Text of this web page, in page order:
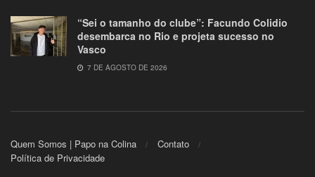
“Sei o tamanho do clube”: Facundo Colidio
desembarca no Rio e projeta sucesso no
Vasco
7 DE AGOSTO DE 2026
Quem Somos | Papo na Colina
Contato
Política de Privacidade